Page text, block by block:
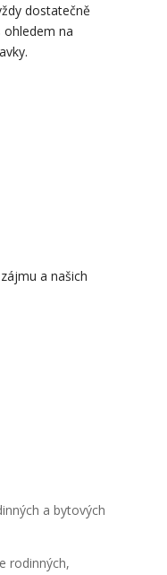
dostatečně
ohledem na
a našich
a bytových
rodinných,